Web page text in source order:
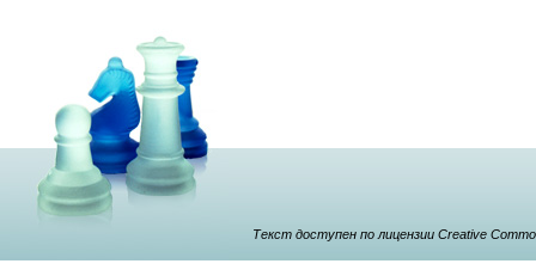
Текст доступен по лицензии Creative